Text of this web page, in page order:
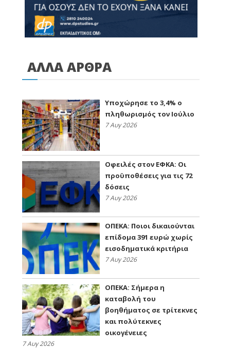
ΑΛΛΑ ΑΡΘΡΑ
Υποχώρησε το 3,4% ο
πληθωρισμός τον Ιούλιο
7 Αυγ 2026
Οφειλές στον ΕΦΚΑ: Οι
προϋποθέσεις για τις 72
δόσεις
7 Αυγ 2026
ΟΠΕΚΑ: Ποιοι δικαιούνται
επίδομα 391 ευρώ χωρίς
εισοδηματικά κριτήρια
7 Αυγ 2026
ΟΠΕΚΑ: Σήμερα η
καταβολή του
βοηθήματος σε τρίτεκνες
και πολύτεκνες
οικογένειες
7 Αυγ 2026